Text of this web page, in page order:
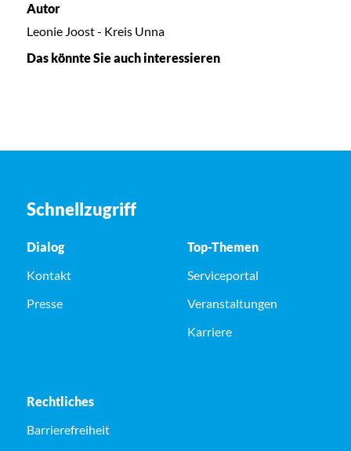
Autor
Leonie Joost - Kreis Unna
Das könnte Sie auch interessieren
Schnellzugriff
Dialog
Kontakt
Presse
Top-Themen
Serviceportal
Veranstaltungen
Karriere
Rechtliches
Barrierefreiheit